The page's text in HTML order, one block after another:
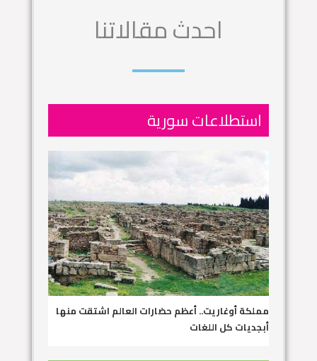
احدث مقالاتنا
استطلاعات سورية
مملكة أوغاريت.. أعظم حضارات العالم اشتقت منها
أبجديات كل اللغات